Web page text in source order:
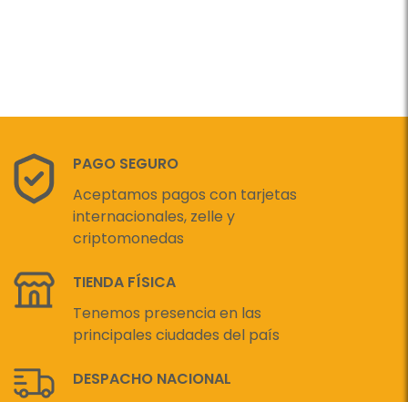
PAGO SEGURO
Aceptamos pagos con tarjetas
internacionales, zelle y
criptomonedas
TIENDA FÍSICA
Tenemos presencia en las
principales ciudades del país
DESPACHO NACIONAL